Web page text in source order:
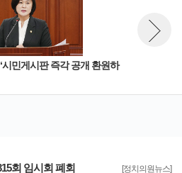
민게시판 즉각 공개 환원하
[정치의원뉴스]
회 임시회 폐회